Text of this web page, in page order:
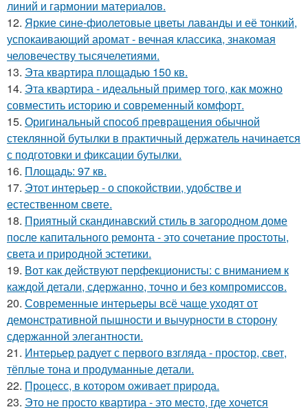
линий и гармонии материалов.
12. Яркие сине-фиолетовые цветы лаванды и её тонкий,
успокаивающий аромат - вечная классика, знакомая
человечеству тысячелетиями.
13. Эта квартира площадью 150 кв.
14. Эта квартира - идеальный пример того, как можно
совместить историю и современный комфорт.
15. Оригинальный способ превращения обычной
стеклянной бутылки в практичный держатель начинается
с подготовки и фиксации бутылки.
16. Площадь: 97 кв.
17. Этот интерьер - о спокойствии, удобстве и
естественном свете.
18. Приятный скандинавский стиль в загородном доме
после капитального ремонта - это сочетание простоты,
света и природной эстетики.
19. Вот как действуют перфекционисты: с вниманием к
каждой детали, сдержанно, точно и без компромиссов.
20. Современные интерьеры всё чаще уходят от
демонстративной пышности и вычурности в сторону
сдержанной элегантности.
21. Интерьер радует с первого взгляда - простор, свет,
тёплые тона и продуманные детали.
22. Процесс, в котором оживает природа.
23. Это не просто квартира - это место, где хочется